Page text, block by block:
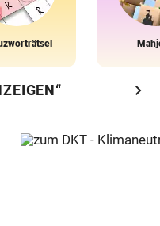
chevron_right